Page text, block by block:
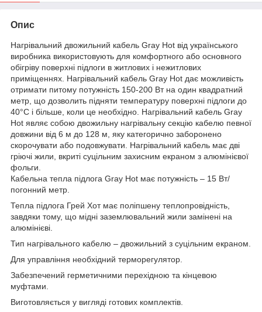
Опис
Нагрівальний двожильний кабель Gray Hot від українського
виробника використовують для комфортного або основного
обігріву поверхні підлоги в житлових і нежитлових
приміщеннях. Нагрівальний кабель Gray Hot дає можливість
отримати питому потужність 150-200 Вт на один квадратний
метр, що дозволить підняти температуру поверхні підлоги до
40°C і більше, коли це необхідно. Нагрівальний кабель Gray
Hot являє собою двожильну нагрівальну секцію кабелю певної
довжини від 6 м до 128 м, яку категорично заборонено
скорочувати або подовжувати. Нагрівальний кабель має дві
гріючі жили, вкриті суцільним захисним екраном з алюмінієвої
фольги.
Кабельна тепла підлога Gray Hot має потужність – 15 Вт/
погонний метр.
Тепла підлога Грей Хот має поліпшену теплопровідність,
завдяки тому, що мідні заземлювальний жили замінені на
алюмінієві.
Тип нагрівального кабелю – двожильний з суцільним екраном.
Для управління необхідний терморегулятор.
Забезпечений герметичними перехідною та кінцевою
муфтами.
Виготовляється у вигляді готових комплектів.